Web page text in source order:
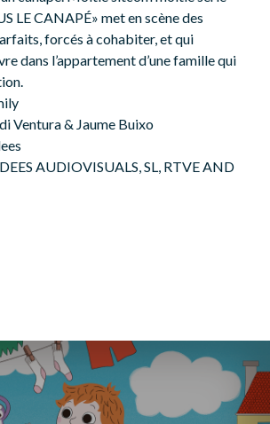
LE CANAPÉ» met en scène des
forcés à cohabiter, et qui
dans l’appartement d’une famille qui
Ventura & Jaume Buixo
AUDIOVISUALS, SL, RTVE AND